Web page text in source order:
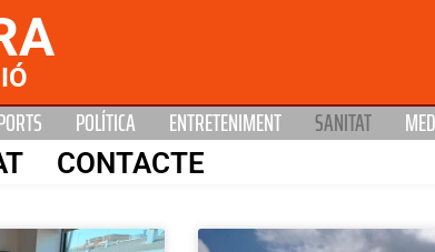
POLÍTICA ENTRETENIMENT SANITAT
CONTACTE